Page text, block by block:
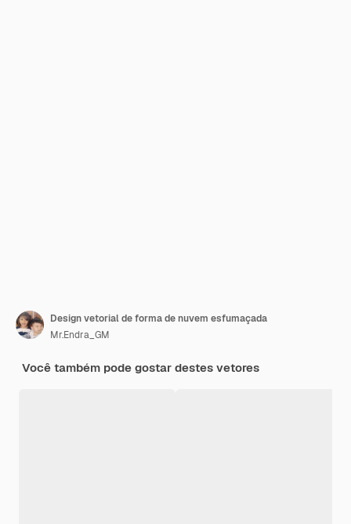
Design vetorial de forma de nuvem esfumaçada
Mr.Endra_GM
Você também pode gostar destes vetores